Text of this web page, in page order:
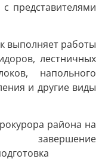
представителями
выполняет работы
лестничных
напольного
и другие виды
района на
завершение